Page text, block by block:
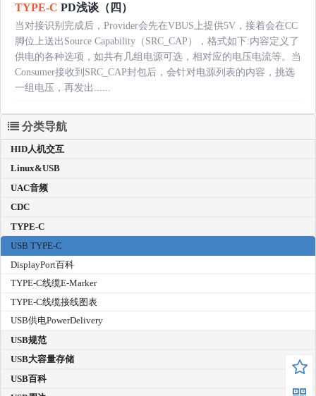
TYPE-C PD浅谈（四）
当对接识别完成后，Provider会先在VBUS上提供5V，接着会在CC
脚位上送出Source Capability（SRC_CAP），格式如下:内容定义了
供电的各种选项，如共有几组电源可选，相对应的电压电流等。当
Consumer接收到SRC_CAP封包后，会针对电源列表的内容，挑选
一组电压，再发出......
分类导航
HID人机交互
Linux&USB
UAC音频
CDC
TYPE-C
USB TYPE-C
DisplayPort百科
TYPE-C线缆E-Marker
TYPE-C线缆接线图表
USB供电PowerDelivery
USB规范
USB大容量存储
USB百科